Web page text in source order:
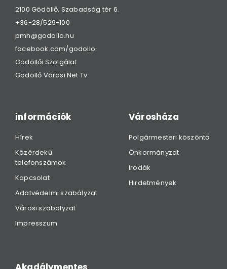
2100 Gödöllő, Szabadság tér 6.
+36-28/529-100
pmh@godollo.hu
facebook.com/godollo
Gödöllői Szolgálat
Gödöllő Városi Net Tv
információk
Hírek
Közérdekű
telefonszámok
Kapcsolat
Adatvédelmi szabályzat
Városi szabályzat
Impresszum
Városháza
Polgármesteri köszöntő
Önkormányzat
Irodák
Hirdetmények